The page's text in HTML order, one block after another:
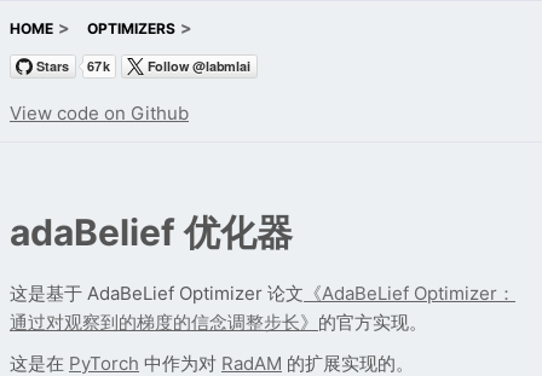
HOME OPTIMIZERS
View code on Github
adaBelief 优化器
这是基于 AdaBeLief Optimizer 论文 《AdaBeLief Optimizer：
通过对观察到的梯度的信念调整步长》 的官方实现。
这是在 PyTorch 中作为对 RadAM 的扩展实现的。